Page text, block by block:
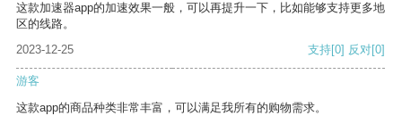
这款加速器app的加速效果一般，可以再提升一下，比如能够支持更多地
区的线路。
2023-12-25
支持[0] 反对[0]
游客
这款app的商品种类非常丰富，可以满足我所有的购物需求。